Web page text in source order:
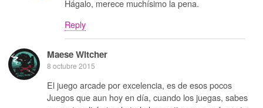
Hágalo, merece muchísimo la pena.
Reply
Maese Witcher
8 octubre 2015
El juego arcade por excelencia, es de esos pocos
Juegos que aun hoy en día, cuando los juegas, sabes